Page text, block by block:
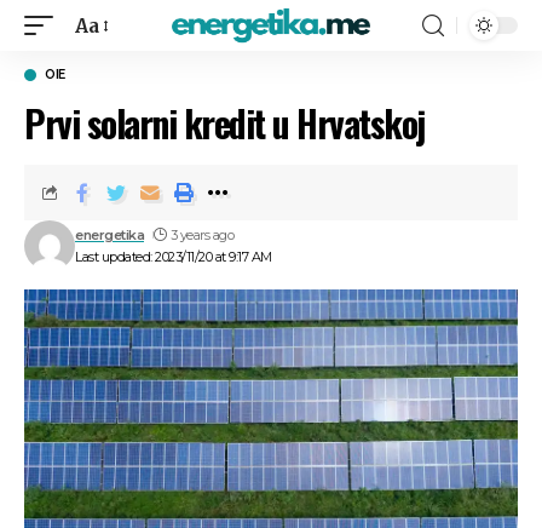
Aa
OIE
Prvi solarni kredit u Hrvatskoj
Last updated: 2023/11/20 at 9:17 AM
energetika 3 years ago